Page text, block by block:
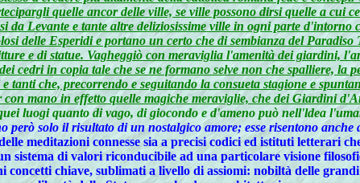
quelle ancor delle ville, se ville possono dirsi quelle a cui
Levante e tante altre deliziosissime ville in ogni parte
delle Esperidi e portano un certo che di sembianza del Paradiso
e di statue. Vagheggiò con meraviglia l'amenità dei giardini,
cedri in copia tale che se ne formano selve non che spalliere,
tanti che, precorrendo e seguitando la consueta stagione e
mano in effetto quelle magiche meraviglie, che dei Giardini
luogi quanto di vago, di giocondo e d'ameno può nell'ldea
però solo il risultato di un nostalgico amore; esse risentono
meditazioni connesse sia a precisi codici ed istituti letterari
sistema di valori riconducibile ad una particolare visione
concetti chiave, sublimati a livello di assiomi: nobiltà delle